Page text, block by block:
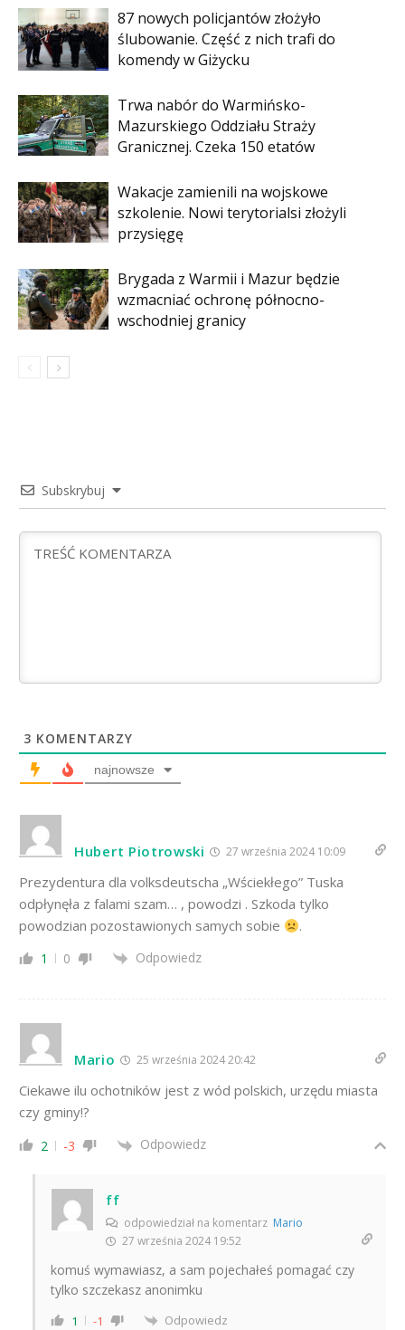
87 nowych policjantów złożyło
ślubowanie. Część z nich trafi do
komendy w Giżycku
Trwa nabór do Warmińsko-
Mazurskiego Oddziału Straży
Granicznej. Czeka 150 etatów
Wakacje zamienili na wojskowe
szkolenie. Nowi terytorialsi złożyli
przysięgę
Brygada z Warmii i Mazur będzie
wzmacniać ochronę północno-
wschodniej granicy
Subskrybuj
3 KOMENTARZY
najnowsze
Hubert Piotrowski 27 września 2024 10:09
Prezydentura dla volksdeutscha „Wściekłego” Tuska
odpłynęła z falami szam… , powodzi . Szkoda tylko
powodzian pozostawionych samych sobie
.
1 0 Odpowiedz
Mario 25 września 2024 20:42
Ciekawe ilu ochotników jest z wód polskich, urzędu miasta
czy gminy!?
2 -3 Odpowiedz
ff
odpowiedział na komentarz Mario
27 września 2024 19:52
komuś wymawiasz, a sam pojechałeś pomagać czy
tylko szczekasz anonimku
1 -1 Odpowiedz